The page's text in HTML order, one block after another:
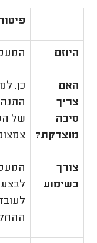
היוזם
האם
צריך
סיבה
מוצדקת?
כן.
של
צורך
בשימוע